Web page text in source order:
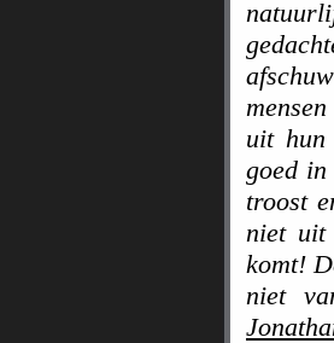
uit hun
goed in
troost
niet uit
komt!
niet